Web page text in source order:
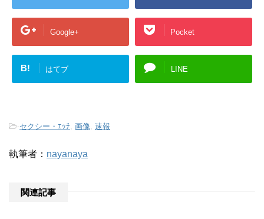
Google+ Pocket
B! はてブ LINE
-セクシー・ｴｯﾁ, 画像, 速報
執筆者： nayanaya
関連記事